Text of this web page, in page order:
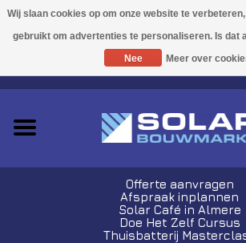
Acties!
Offerte aanvragen
Afspraak inplannen
Solar Café in Almere
Doe Het Zelf Cursus
Thuisbatterij
Nee
Meer over